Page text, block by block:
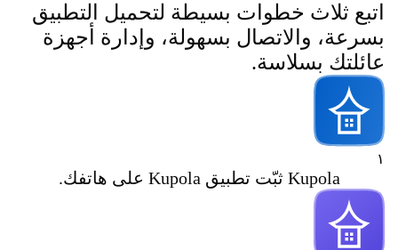
اتبع ثلاث خطوات بسيطة لتحميل التطبيق
بسرعة، والاتصال بسهولة، وإدارة أجهزة
عائلتك بسلاسة.
١
Kupola ثبّت تطبيق Kupola على هاتفك.